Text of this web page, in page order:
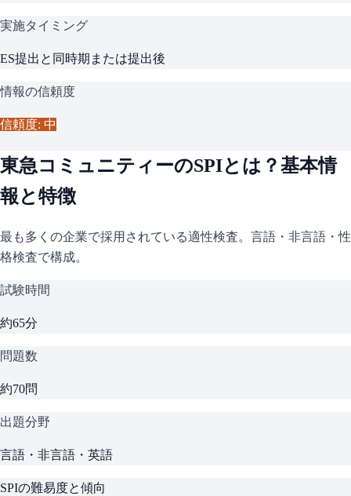
実施タイミング
ES提出と同時期または提出後
情報の信頼度
信頼度: 中
東急コミュニティーのSPIとは？基本情
報と特徴
最も多くの企業で採用されている適性検査。言語・非言語・性
格検査で構成。
試験時間
約65分
問題数
約70問
出題分野
言語・非言語・英語
SPIの難易度と傾向